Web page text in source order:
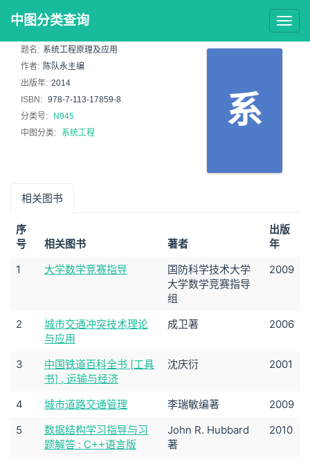
中图分类查询
系
题名: 系统工程原理及应用
作者: 陈队永主编
出版年: 2014
ISBN: 978-7-113-17859-8
分类号:
N945
中图分类:
系统工程
相关图书
序
号
相关图书 著者
出版
年
1
大学数学竞赛指导
国防科学技术大学
大学数学竞赛指导
组
2009
2
城市交通冲突技术理论
与应用
成卫著 2006
3
中国铁道百科全书 [工具
书] , 运输与经济
沈庆衍 2001
4 城市道路交通管理 李瑞敏编著
2009
5
数据结构学习指导与习
题解答 : C++语言版
John R. Hubbard
著
2010